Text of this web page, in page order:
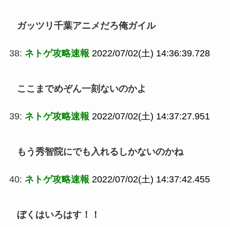
ガッツリ千葉アニメだろ俺ガイル
38: ネトゲ攻略速報 2022/07/02(土) 14:36:39.728
ここまでめぞん一刻ないのかよ
39: ネトゲ攻略速報 2022/07/02(土) 14:37:27.951
もう秀智院にでも入れるしかないのかね
40: ネトゲ攻略速報 2022/07/02(土) 14:37:42.455
ぼくはいろはす！！